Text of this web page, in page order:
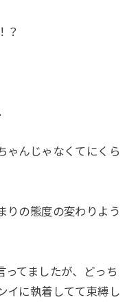
？
ゃんじゃなくてにくら
りの態度の変わりよう
ってましたが、どっち
イに執着してて束縛し